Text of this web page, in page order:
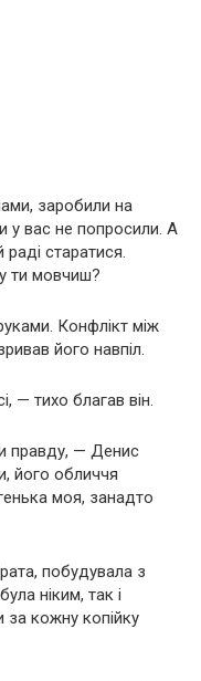
заробили на
у вас не попросили. А
старатися.
ти мовчиш?
Конфлікт між
його навпіл.
— тихо благав він.
правду, — Денис
його обличчя
моя, занадто
побудувала з
ніким, так і
за кожну копійку